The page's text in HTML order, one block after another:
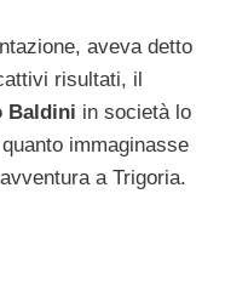
aveva detto
risultati, il
Baldini in società lo
immaginasse
a Trigoria.